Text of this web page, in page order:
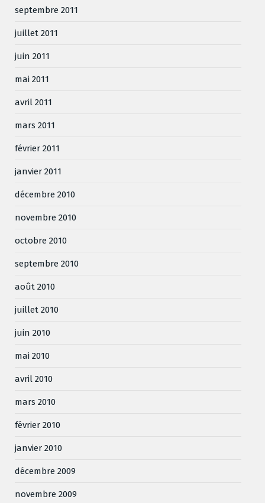
septembre 2011
juillet 2011
juin 2011
mai 2011
avril 2011
mars 2011
février 2011
janvier 2011
décembre 2010
novembre 2010
octobre 2010
septembre 2010
août 2010
juillet 2010
juin 2010
mai 2010
avril 2010
mars 2010
février 2010
janvier 2010
décembre 2009
novembre 2009